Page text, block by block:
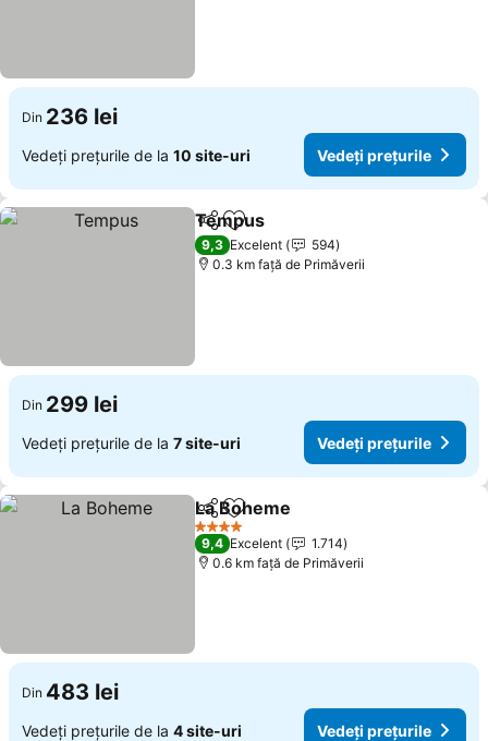
Din 236 lei
Vedeți prețurile de la 10 site-uri Vedeți prețurile
DistribuițiAdăugaţi la favorite
Tempus
9,3 Excelent
594
0.3 km faţă de Primăverii
Din 299 lei
Vedeți prețurile de la 7 site-uri Vedeți prețurile
DistribuițiAdăugaţi la favorite
La Boheme
4 Stele
9,4 Excelent
1.714
0.6 km faţă de Primăverii
Din 483 lei
Vedeți prețurile de la 4 site-uri Vedeți prețurile